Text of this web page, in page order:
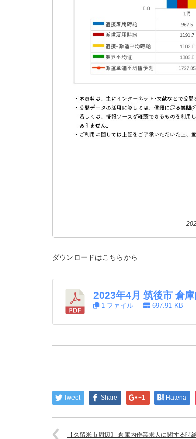
ダウンロードはこちらから
2023年4月 筑後市 倉
1 ファイル 697.91 KB
Tweet Share +1 Hatena
【久留米市周辺】 倉庫内作業求人に関する時